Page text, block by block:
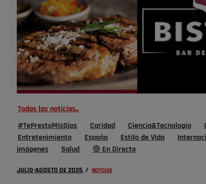
Todas las noticias..
#TePrestoMisOjos Caridad Ciencia&Tecnología
Entretenimiento
España Estilo de Vida
imágenes
Salud 🔴 En Directo
JULIO-AGOSTO DE 2026 / NOTICIAS